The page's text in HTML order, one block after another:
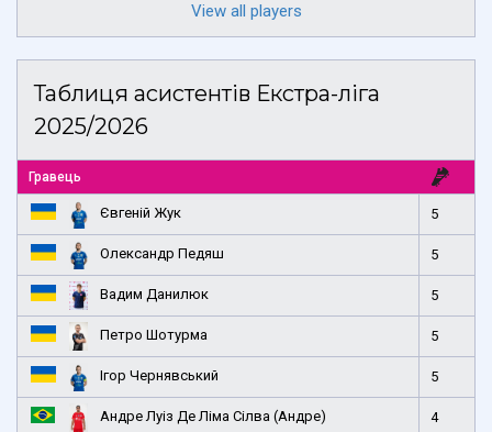
View all players
Таблиця асистентів Екстра-ліга
2025/2026
Гравець
Євгеній Жук 5
Олександр Педяш 5
Вадим Данилюк 5
Петро Шотурма 5
Ігор Чернявський 5
Андре Луіз Де Ліма Сілва (Андре) 4